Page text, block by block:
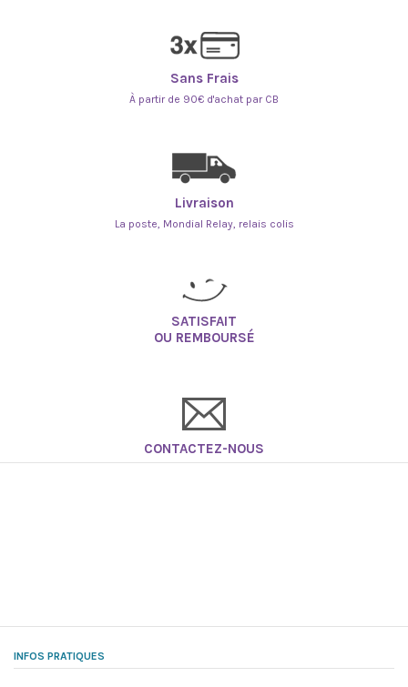
Sans Frais
À partir de 90€ d'achat par CB
Livraison
La poste, Mondial Relay, relais colis
SATISFAIT
OU REMBOURSÉ
CONTACTEZ-NOUS
INFOS PRATIQUES